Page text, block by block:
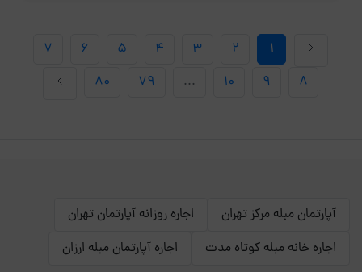
1
2
3
4
5
6
7
8
9
10
...
79
80
آپارتمان مبله مرکز تهران
اجاره روزانه آپارتمان تهران
اجاره خانه مبله کوتاه مدت
اجاره آپارتمان مبله ارزان